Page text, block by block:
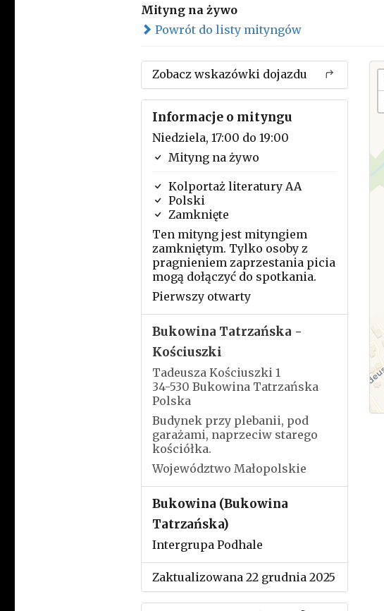
Mityng na żywo
Powrót do listy mityngów
Zobacz wskazówki dojazdu
Informacje o mityngu
Niedziela, 17:00 do 19:00
Mityng na żywo
Kolportaż literatury AA
Polski
Zamknięte
Ten mityng jest mityngiem
zamkniętym. Tylko osoby z
pragnieniem zaprzestania picia
mogą dołączyć do spotkania.
Pierwszy otwarty
Bukowina Tatrzańska -
Kościuszki
Tadeusza Kościuszki 1
34-530 Bukowina Tatrzańska
Polska
Budynek przy plebanii, pod
garażami, naprzeciw starego
kościółka.
Województwo Małopolskie
Bukowina (Bukowina
Tatrzańska)
Intergrupa Podhale
Zaktualizowana 22 grudnia 2025